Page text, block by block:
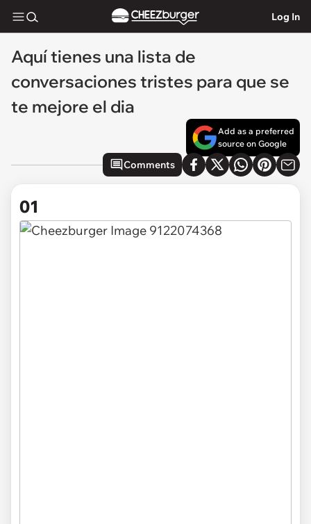
Log In
Aquí tienes una lista de
conversaciones tristes para que se
te mejore el dia
Add as a preferred
source on Google
Comments
01